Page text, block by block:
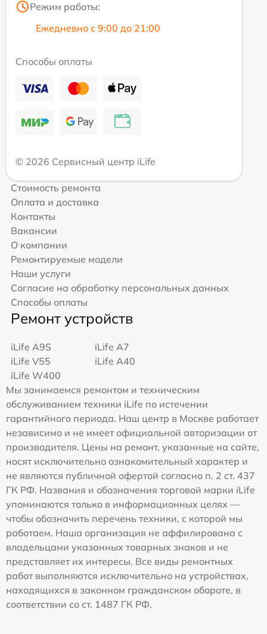
Режим работы:
Ежедневно с 9:00 до 21:00
Способы оплаты
© 2026 Сервисный центр iLife
Стоимость ремонта
Оплата и доставка
Контакты
Вакансии
О компании
Ремонтируемые модели
Наши услуги
Согласие на обработку персональных данных
Способы оплаты
Ремонт устройств
iLife A9S
iLife A7
iLife V55
iLife A40
iLife W400
Мы занимаемся ремонтом и техническим
обслуживанием техники iLife по истечении
гарантийного периода. Наш центр в Москве работает
независимо и не имеет официальной авторизации от
производителя. Цены на ремонт, указанные на сайте,
носят исключительно ознакомительный характер и
не являются публичной офертой согласно п. 2 ст. 437
ГК РФ. Названия и обозначения торговой марки iLife
упоминаются только в информационных целях —
чтобы обозначить перечень техники, с которой мы
работаем. Наша организация не аффилирована с
владельцами указанных товарных знаков и не
представляет их интересы. Все виды ремонтных
работ выполняются исключительно на устройствах,
находящихся в законном гражданском обороте, в
соответствии со ст. 1487 ГК РФ.